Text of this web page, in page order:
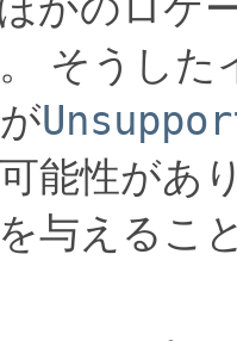
かのロケ
そうした
能性があ
与えるこ